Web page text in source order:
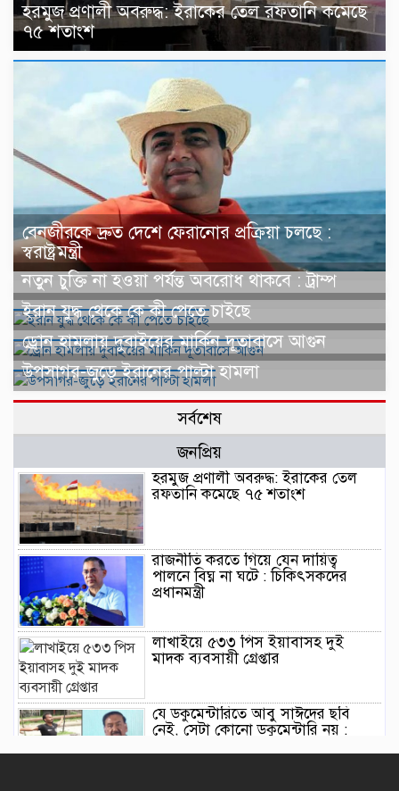
হরমুজ প্রণালী অবরুদ্ধ: ইরাকের তেল রফতানি কমেছে
৭৫ শতাংশ
বেনজীরকে দ্রুত দেশে ফেরানোর প্রক্রিয়া চলছে :
স্বরাষ্ট্রমন্ত্রী
নতুন চুক্তি না হওয়া পর্যন্ত অবরোধ থাকবে : ট্রাম্প
ইরান যুদ্ধ থেকে কে কী পেতে চাইছে
ড্রোন হামলায় দুবাইয়ের মার্কিন দূতাবাসে আগুন
উপসাগর-জুড়ে ইরানের পাল্টা হামলা
সর্বশেষ
জনপ্রিয়
হরমুজ প্রণালী অবরুদ্ধ: ইরাকের তেল
রফতানি কমেছে ৭৫ শতাংশ
রাজনীতি করতে গিয়ে যেন দায়িত্ব
পালনে বিঘ্ন না ঘটে : চিকিৎসকদের
প্রধানমন্ত্রী
লাখাইয়ে ৫৩৩ পিস ইয়াবাসহ দুই
মাদক ব্যবসায়ী গ্রেপ্তার
যে ডকুমেন্টারিতে আবু সাঈদের ছবি
নেই, সেটা কোনো ডকুমেন্টারি নয় :